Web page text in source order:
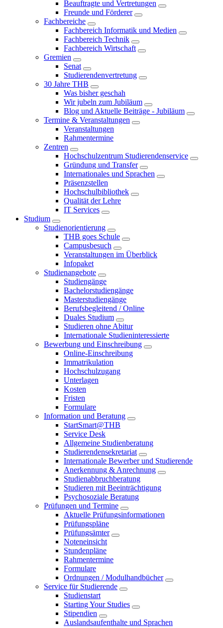
Beauftragte und Vertretungen
Freunde und Förderer
Fachbereiche
Fachbereich Informatik und Medien
Fachbereich Technik
Fachbereich Wirtschaft
Gremien
Senat
Studierendenvertretung
30 Jahre THB
Was bisher geschah
Wir jubeln zum Jubiläum
Blog und Aktuelle Beiträge - Jubiläum
Termine & Veranstaltungen
Veranstaltungen
Rahmentermine
Zentren
Hochschulzentrum Studierendenservice
Gründung und Transfer
Internationales und Sprachen
Präsenzstellen
Hochschulbibliothek
Qualität der Lehre
IT Services
Studium
Studienorientierung
THB goes Schule
Campusbesuch
Veranstaltungen im Überblick
Infopaket
Studienangebote
Studiengänge
Bachelorstudiengänge
Masterstudiengänge
Berufsbegleitend / Online
Duales Studium
Studieren ohne Abitur
Internationale Studieninteressierte
Bewerbung und Einschreibung
Online-Einschreibung
Immatrikulation
Hochschulzugang
Unterlagen
Kosten
Fristen
Formulare
Information und Beratung
StartSmart@THB
Service Desk
Allgemeine Studienberatung
Studierendensekretariat
Internationale Bewerber und Studierende
Anerkennung & Anrechnung
Studienabbruchberatung
Studieren mit Beeinträchtigung
Psychosoziale Beratung
Prüfungen und Termine
Aktuelle Prüfungsinformationen
Prüfungspläne
Prüfungsämter
Noteneinsicht
Stundenpläne
Rahmentermine
Formulare
Ordnungen / Modulhandbücher
Service für Studierende
Studienstart
Starting Your Studies
Stipendien
Auslandsaufenthalte und Sprachen